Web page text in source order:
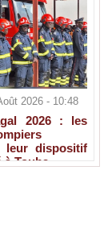
2026 - 10:48
2026 : les
leur dispositif
à Touba